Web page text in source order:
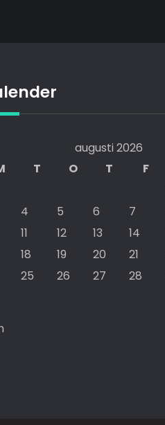
augusti 2026
T O T F
4 5 6 7
11 12 13 14
18 19 20 21
25 26 27 28